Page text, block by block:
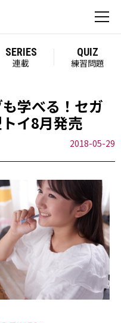
SERIES
連載
QUIZ
練習問題
学べる！セガ
イ8月発売
2018-05-29